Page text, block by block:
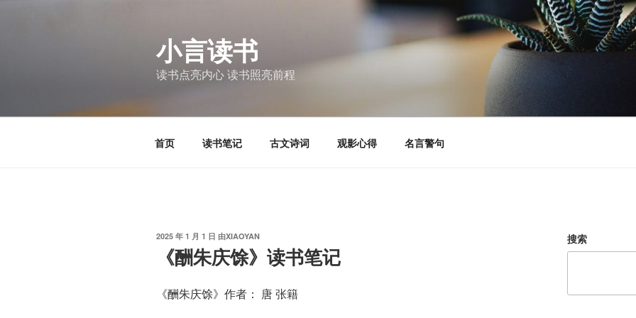
小言读书
读书点亮内心 读书照亮前程
首页 读书笔记 古文诗词 观影心得 名言警句
发
2025 年 1 月 1 日 由XIAOYAN
《酬朱庆馀》读书笔记
《酬朱庆馀》作者： 唐 张籍
搜索